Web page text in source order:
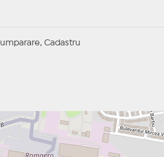
Cadastru